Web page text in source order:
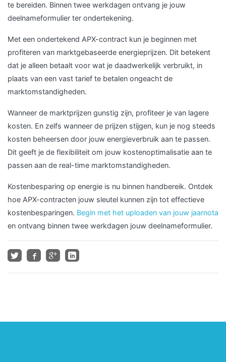
te bereiden. Binnen twee werkdagen ontvang je jouw
deelnameformulier ter ondertekening.
Met een ondertekend APX-contract kun je beginnen met
profiteren van marktgebaseerde energieprijzen. Dit betekent
dat je alleen betaalt voor wat je daadwerkelijk verbruikt, in
plaats van een vast tarief te betalen ongeacht de
marktomstandigheden.
Wanneer de marktprijzen gunstig zijn, profiteer je van lagere
kosten. En zelfs wanneer de prijzen stijgen, kun je nog steeds
kosten beheersen door jouw energieverbruik aan te passen.
Dit geeft je de flexibiliteit om jouw kostenoptimalisatie aan te
passen aan de real-time marktomstandigheden.
Kostenbesparing op energie is nu binnen handbereik. Ontdek
hoe APX-contracten jouw sleutel kunnen zijn tot effectieve
kostenbesparingen. Begin met het uploaden van jouw jaarnota
en ontvang binnen twee werkdagen jouw deelnameformulier.